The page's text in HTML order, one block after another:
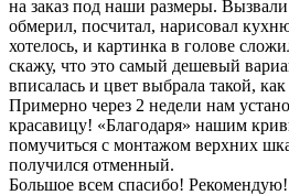
на заказ под наши размеры.
обмерил, посчитал, нарисовал
хотелось, и картинка в голове
скажу, что это самый дешевый
вписалась и цвет выбрала такой,
Примерно через 2 недели нам
красавицу! «Благодаря» нашим
помучиться с монтажом верхних
получился отменный.
Большое всем спасибо! Рекомендую!